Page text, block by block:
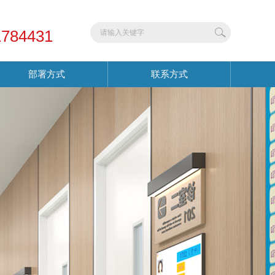
部署方式 联系方式